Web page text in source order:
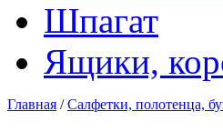
Шпагат
Ящики,
Главная /Салфетки, полотенца,